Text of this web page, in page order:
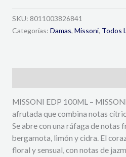
SKU: 8011003826841
Categorías: Damas, Missoni, Todos
MISSONI EDP 100ML –
afrutada que combina notas
Se abre con una ráfaga de notas
bergamota, limón y cidra. El
floral y sensual, con notas de